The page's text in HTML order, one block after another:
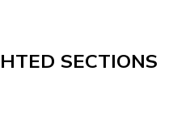
SECTIONS